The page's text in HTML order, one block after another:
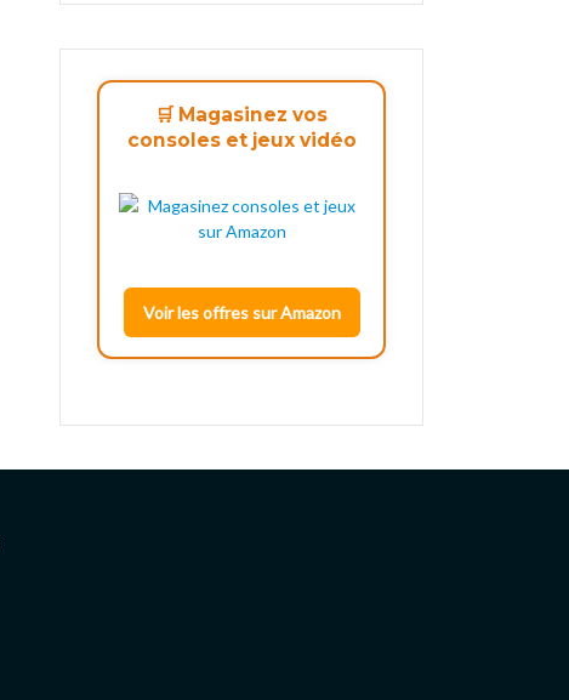
🛒 Magasinez vos
consoles et jeux vidéo
Voir les offres sur Amazon